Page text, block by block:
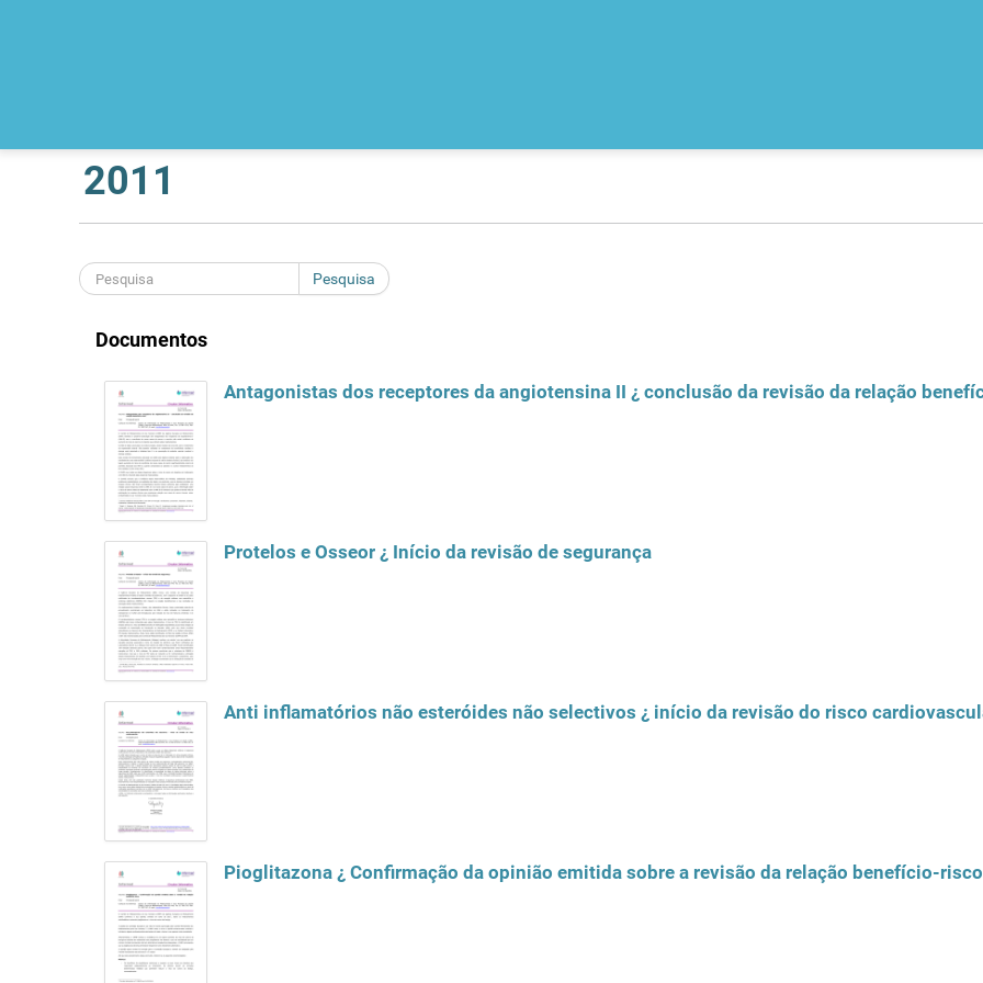
2011
Pesquisa
Documentos
Antagonistas dos receptores da angiotensina II ¿ conclusão da revisão da relação
Protelos e Osseor ¿ Início da revisão de segurança
Anti inflamatórios não esteróides não selectivos ¿ início da revisão do risco
Pioglitazona ¿ Confirmação da opinião emitida sobre a revisão da relação benefício-risco